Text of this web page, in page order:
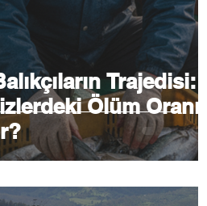
Trajedisi:
Ölüm Oranını